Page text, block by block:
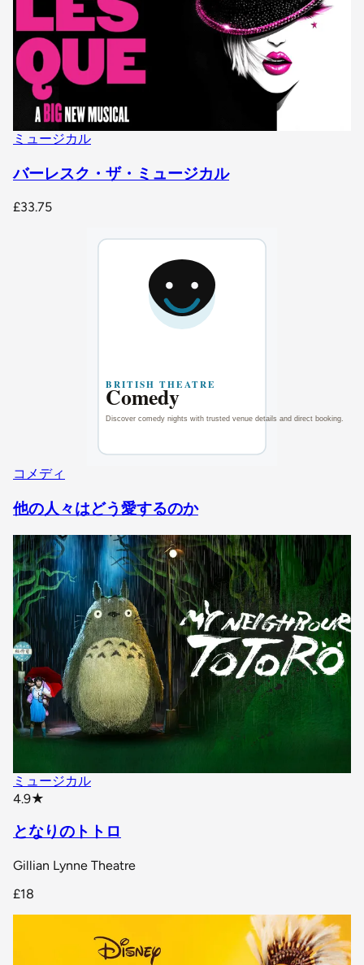
ミュージカル
バーレスク・ザ・ミュージカル
£33.75
コメディ
他の人々はどう愛するのか
ミュージカル
4.9★
となりのトトロ
Gillian Lynne Theatre
£18